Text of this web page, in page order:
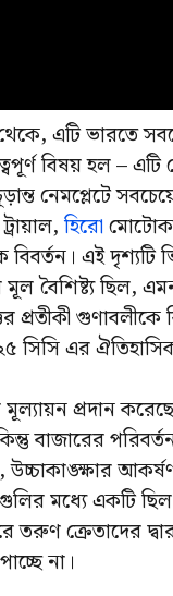
এটি ভারতে
বিষয় হল – এটি
নেমপ্লেটে
হিরো
এই দৃশ্যটি
বৈশিষ্ট্য ছিল,
গুণাবলীকে
সিসি এর
মূল্যায়ন প্রদান
বাজারের
মধ্যে একটি
তরুণ
না।